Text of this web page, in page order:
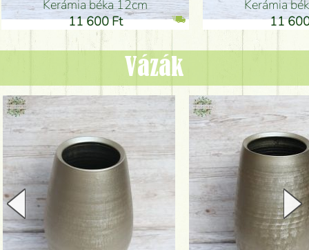
Kerámia béka 12cm
11 600 Ft
Kerámia
11
Vázák